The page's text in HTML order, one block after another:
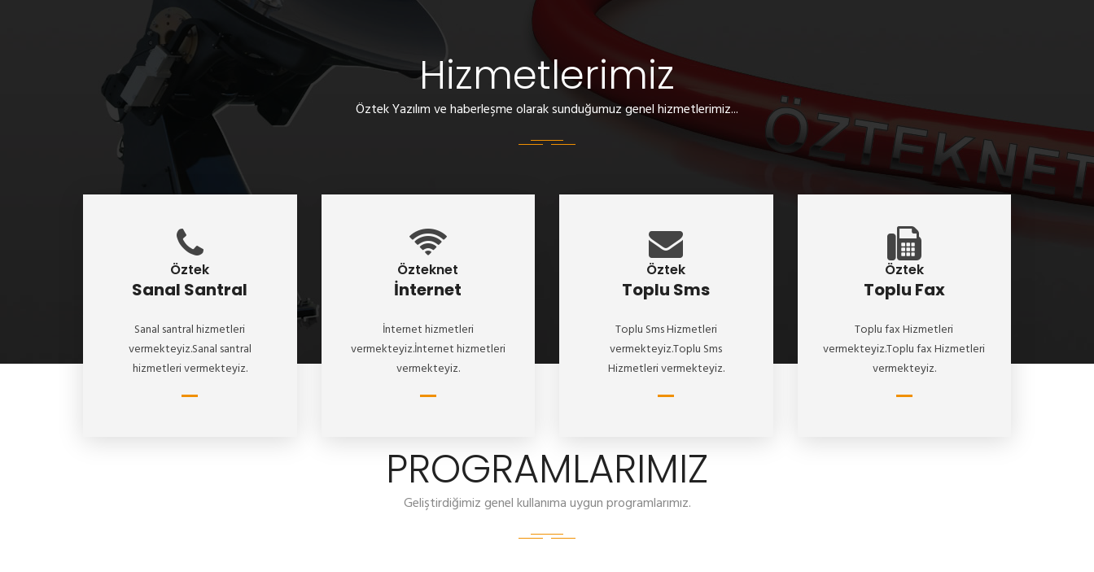
Hizmetlerimiz
Öztek Yazılım ve haberleşme olarak sunduğumuz genel hizmetlerimiz...
Öztek
Sanal Santral
Sanal santral hizmetleri
vermekteyiz.Sanal santral
hizmetleri vermekteyiz.
Özteknet
İnternet
İnternet hizmetleri
vermekteyiz.İnternet hizmetleri
vermekteyiz.
Öztek
Toplu Sms
Toplu Sms Hizmetleri
vermekteyiz.Toplu Sms
Hizmetleri vermekteyiz.
Öztek
Toplu Fax
Toplu fax Hizmetleri
vermekteyiz.Toplu fax Hizmetleri
vermekteyiz.
PROGRAMLARIMIZ
Geliştirdiğimiz genel kullanıma uygun programlarımız.